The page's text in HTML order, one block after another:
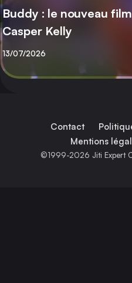
Buddy : le nouveau
Casper Kelly
Publié
13/07/2026
Contact
Mentions
©1999-2026 Jiti Expert